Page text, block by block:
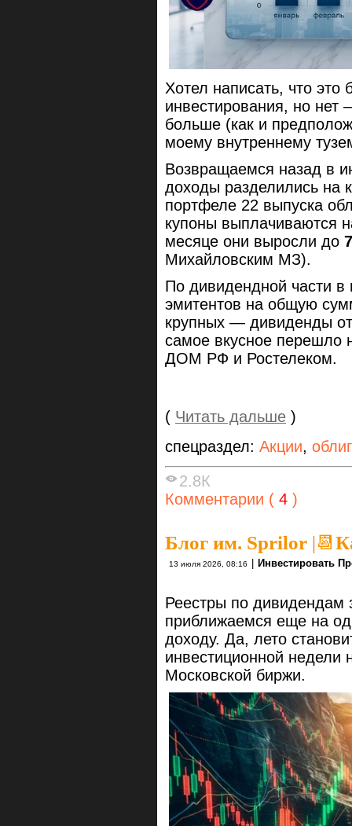
Хотел написать, что
инвестирования, но нет
больше (как и
моему внутреннему
Возвращаемся назад в
доходы разделились на
портфеле 22 выпуска
купоны выплачиваются
месяце они выросли до
Михайловским МЗ).
По дивидендной части
эмитентов на общую
крупных — дивиденды
самое вкусное перешло
ДОМ РФ и Ростелеком.
( Читать дальше )
спецраздел: Акции,
2.8К
Комментарии ( 4 )
Блог им. Sprilor |
13 июля 2026, 08:16 Инвестировать
Реестры по дивидендам
приближаемся еще на
доходу. Да, лето
инвестиционной
Московской биржи.